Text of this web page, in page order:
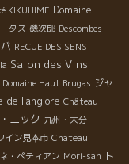
KIKUHIME Domaine
タス 磯次郎 Descombes
RECUE DES SENS
Salon des Vins
Domaine Haut Brugas ジャ
de l'anglore Château
ニック 九州・大分
イン見本市 Chateau
・ペティアン Mori-san ト